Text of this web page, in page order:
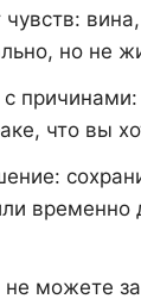
чувств:
но не
с
что вы
временно
можете